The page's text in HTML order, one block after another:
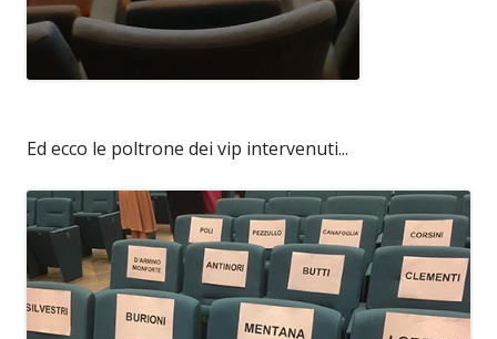
Ed ecco le poltrone dei vip intervenuti...